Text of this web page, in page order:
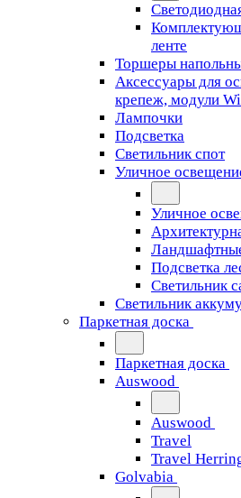
ленте
Торшеры
Аксессуары для
крепеж, модули
Лампочки
Подсветка
Светильник спот
Уличное
Уличное
Подсветка
Светильник
Светильник
Паркетная доска
Паркетная доска
Auswood
Auswood
Travel
Travel
Golvabia